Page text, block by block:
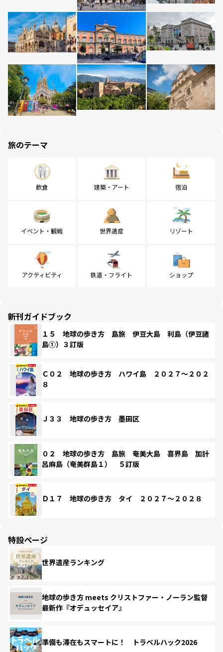
旅のテーマ
飲食 建築・アート 宿泊
イベント・観戦 世界遺産 リゾート
アクティビティ 鉄道・フライト ショップ
新刊ガイドブック
１５ 地球の歩き方 島旅 伊豆大島 利島（伊豆諸
島①）３訂版
Ｃ０２ 地球の歩き方 ハワイ島 ２０２７～２０２
８
Ｊ３３ 地球の歩き方 墨田区
０２ 地球の歩き方 島旅 奄美大島 喜界島 加計
呂麻島（奄美群島１） ５訂版
Ｄ１７ 地球の歩き方 タイ ２０２７～２０２８
特設ページ
世界遺産ランキング
地球の歩き方 meets クリストファー・ノーラン監督
最新作『オデュッセイア』
準備も滞在もスマートに！ トラベルハック2026